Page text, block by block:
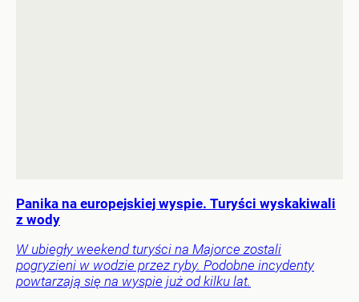
Panika na europejskiej wyspie. Turyści wyskakiwali
z wody
W ubiegły weekend turyści na Majorce zostali
pogryzieni w wodzie przez ryby. Podobne incydenty
powtarzają się na wyspie już od kilku lat.